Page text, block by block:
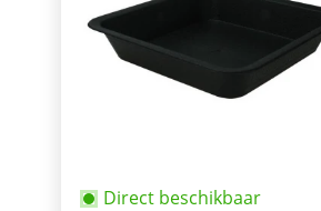
Direct beschikbaar